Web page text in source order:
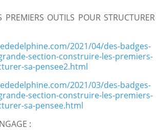
PREMIERS OUTILS POUR STRUCTURER
2021/04/des-badges-
section-construire-les-premiers-
sa-pensee2.html
2021/03/des-badges-
section-construire-les-premiers-
sa-pensee.html
: